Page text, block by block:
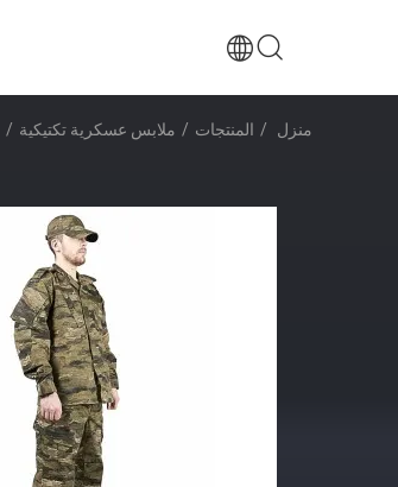
منزل / المنتجات / ملابس عسكرية تكتيكية /